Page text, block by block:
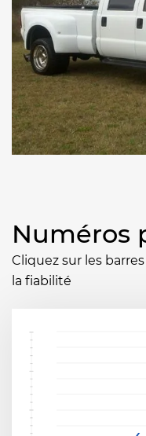
Numéros
Cliquez sur les
la fiabilité